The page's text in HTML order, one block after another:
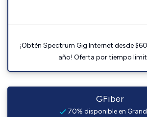
¡Obtén Spectrum Gig Internet desde
año! Oferta por tiempo
GFiber
70% disponible en